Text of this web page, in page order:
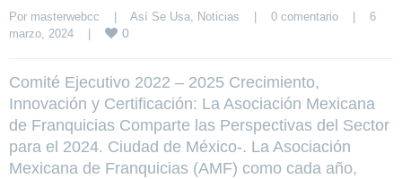
Por masterwebcc | Así Se Usa Noticias | 0 comentario |
6
marzo, 2024 | 0
Comité Ejecutivo 2022 – 2025 Crecimiento,
Innovación y Certificación: La Asociación Mexicana
de Franquicias Comparte las Perspectivas del Sector
para el 2024. Ciudad de México-. La Asociación
Mexicana de Franquicias (AMF) como cada año,